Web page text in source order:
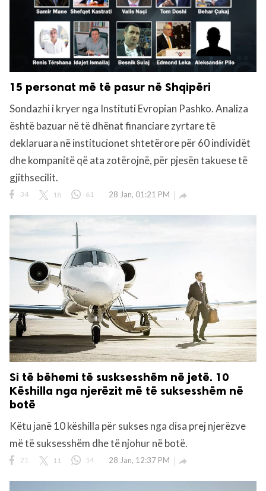
15 personat më të pasur në Shqipëri
Sondazhi i kryer nga Instituti Evropian Pashko. Analiza
është bazuar në të dhënat financiare zyrtare të
deklaruara në institucionet shtetërore për 60 individët
dhe kompanitë që ata zotërojnë, për pjesën takuese të
gjithsecilit.
34 18 61 28 Jan, 01:21 PM 
Si të bëhemi të susksesshëm në jetë. 10
Këshilla nga njerëzit më të suksesshëm në
botë
Këtu janë 10 këshilla për sukses nga disa prej njerëzve
më të suksesshëm dhe të njohur në botë.
21 11 14 28 Jan, 12:37 PM 